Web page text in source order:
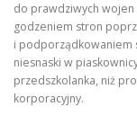
do prawdziwych wojen
godzeniem stron
i podporządkowaniem
niesnaski w
przedszkolanka, niż
korporacyjny.